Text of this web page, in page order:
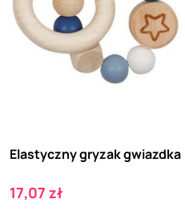
Elastyczny gryzak gwiazdka
Cena
17,07 zł